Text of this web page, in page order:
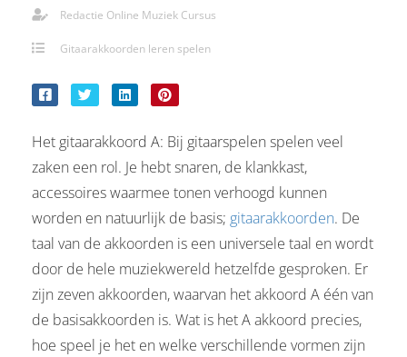
Redactie Online Muziek Cursus
Gitaarakkoorden leren spelen
Het gitaarakkoord A: Bij gitaarspelen spelen veel
zaken een rol. Je hebt snaren, de klankkast,
accessoires waarmee tonen verhoogd kunnen
worden en natuurlijk de basis; gitaarakkoorden. De
taal van de akkoorden is een universele taal en wordt
door de hele muziekwereld hetzelfde gesproken. Er
zijn zeven akkoorden, waarvan het akkoord A één van
de basisakkoorden is. Wat is het A akkoord precies,
hoe speel je het en welke verschillende vormen zijn